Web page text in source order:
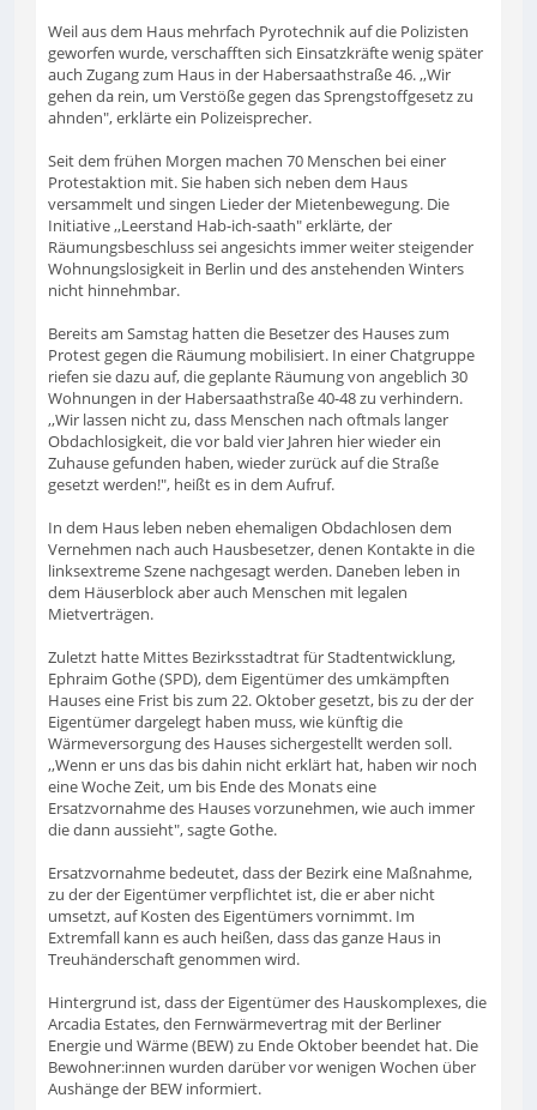
Weil aus dem Haus mehrfach Pyrotechnik auf die Polizisten
geworfen wurde, verschafften sich Einsatzkräfte wenig später
auch Zugang zum Haus in der Habersaathstraße 46. ,,Wir
gehen da rein, um Verstöße gegen das Sprengstoffgesetz zu
ahnden", erklärte ein Polizeisprecher.
Seit dem frühen Morgen machen 70 Menschen bei einer
Protestaktion mit. Sie haben sich neben dem Haus
versammelt und singen Lieder der Mietenbewegung. Die
Initiative ,,Leerstand Hab-ich-saath" erklärte, der
Räumungsbeschluss sei angesichts immer weiter steigender
Wohnungslosigkeit in Berlin und des anstehenden Winters
nicht hinnehmbar.
Bereits am Samstag hatten die Besetzer des Hauses zum
Protest gegen die Räumung mobilisiert. In einer Chatgruppe
riefen sie dazu auf, die geplante Räumung von angeblich 30
Wohnungen in der Habersaathstraße 40-48 zu verhindern.
,,Wir lassen nicht zu, dass Menschen nach oftmals langer
Obdachlosigkeit, die vor bald vier Jahren hier wieder ein
Zuhause gefunden haben, wieder zurück auf die Straße
gesetzt werden!", heißt es in dem Aufruf.
In dem Haus leben neben ehemaligen Obdachlosen dem
Vernehmen nach auch Hausbesetzer, denen Kontakte in die
linksextreme Szene nachgesagt werden. Daneben leben in
dem Häuserblock aber auch Menschen mit legalen
Mietverträgen.
Zuletzt hatte Mittes Bezirksstadtrat für Stadtentwicklung,
Ephraim Gothe (SPD), dem Eigentümer des umkämpften
Hauses eine Frist bis zum 22. Oktober gesetzt, bis zu der der
Eigentümer dargelegt haben muss, wie künftig die
Wärmeversorgung des Hauses sichergestellt werden soll.
,,Wenn er uns das bis dahin nicht erklärt hat, haben wir noch
eine Woche Zeit, um bis Ende des Monats eine
Ersatzvornahme des Hauses vorzunehmen, wie auch immer
die dann aussieht", sagte Gothe.
Ersatzvornahme bedeutet, dass der Bezirk eine Maßnahme,
zu der der Eigentümer verpflichtet ist, die er aber nicht
umsetzt, auf Kosten des Eigentümers vornimmt. Im
Extremfall kann es auch heißen, dass das ganze Haus in
Treuhänderschaft genommen wird.
Hintergrund ist, dass der Eigentümer des Hauskomplexes, die
Arcadia Estates, den Fernwärmevertrag mit der Berliner
Energie und Wärme (BEW) zu Ende Oktober beendet hat. Die
Bewohner:innen wurden darüber vor wenigen Wochen über
Aushänge der BEW informiert.